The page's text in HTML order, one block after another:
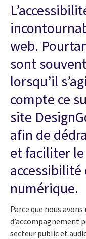
web.
sont
lorsqu’il
compte ce
site
afin de
et faciliter le
accessibilité
numérique.
Parce que nous
d’accompagnement
secteur public et